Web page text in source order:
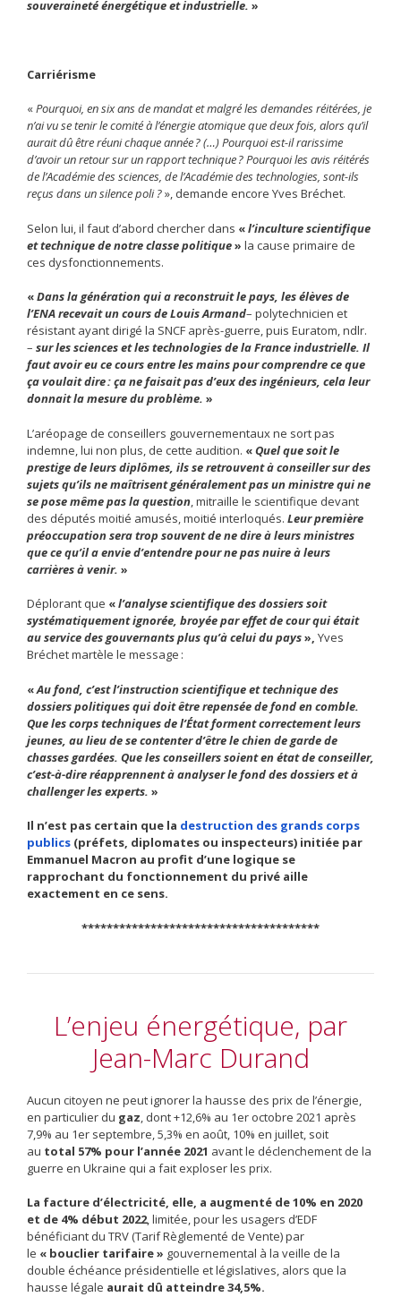
souveraineté énergétique et industrielle. »
Carriérisme
«Pourquoi, en six ans de mandat et malgré les demandes réitérées, je
n’ai vu se tenir le comité à l’énergie atomique que deux fois, alors qu’il
aurait dû être réuni chaque année ? (…) Pourquoi est-il rarissime
d’avoir un retour sur un rapport technique ? Pourquoi les avis réitérés
de l’Académie des sciences, de l’Académie des technologies, sont-ils
reçus dans un silence poli ?», demande encore Yves Bréchet.
Selon lui, il faut d’abord chercher dans «l’inculture scientifique
et technique de notre classe politique» la cause primaire de
ces dysfonctionnements.
«Dans la génération qui a reconstruit le pays, les élèves de
l’ENA recevait un cours de Louis Armand– polytechnicien et
résistant ayant dirigé la SNCF après-guerre, puis Euratom, ndlr.
– sur les sciences et les technologies de la France industrielle. Il
faut avoir eu ce cours entre les mains pour comprendre ce que
ça voulait dire : ça ne faisait pas d’eux des ingénieurs, cela leur
donnait la mesure du problème. »
L’aréopage de conseillers gouvernementaux ne sort pas
indemne, lui non plus, de cette audition. «Quel que soit le
prestige de leurs diplômes, ils se retrouvent à conseiller sur des
sujets qu’ils ne maîtrisent généralement pas un ministre qui ne
se pose même pas la question , mitraille le scientifique devant
des députés moitié amusés, moitié interloqués. Leur première
préoccupation sera trop souvent de ne dire à leurs ministres
que ce qu’il a envie d’entendre pour ne pas nuire à leurs
carrières à venir. »
Déplorant que «l’analyse scientifique des dossiers soit
systématiquement ignorée, broyée par effet de cour qui était
au service des gouvernants plus qu’à celui du pays», Yves
Bréchet martèle le message :
«Au fond, c’est l’instruction scientifique et technique des
dossiers politiques qui doit être repensée de fond en comble.
Que les corps techniques de l’État forment correctement leurs
jeunes, au lieu de se contenter d’être le chien de garde de
chasses gardées. Que les conseillers soient en état de conseiller,
c’est-à-dire réapprennent à analyser le fond des dossiers et à
challenger les experts. »
Il n’est pas certain que la destruction des grands corps
publics (préfets, diplomates ou inspecteurs) initiée par
Emmanuel Macron au profit d’une logique se
rapprochant du fonctionnement du privé aille
exactement en ce sens.
**************************************
L’enjeu énergétique, par
Jean-Marc Durand
Aucun citoyen ne peut ignorer la hausse des prix de l’énergie,
en particulier du gaz , dont +12,6% au 1er octobre 2021 après
7,9% au 1er septembre, 5,3% en août, 10% en juillet, soit
au total 57% pour l’année 2021 avant le déclenchement de la
guerre en Ukraine qui a fait exploser les prix.
La facture d’électricité, elle, a augmenté de 10% en 2020
et de 4% début 2022, limitée, pour les usagers d’EDF
bénéficiant du TRV (Tarif Règlementé de Vente) par
le « bouclier tarifaire » gouvernemental à la veille de la
double échéance présidentielle et législatives, alors que la
hausse légale aurait dû atteindre 34,5%.